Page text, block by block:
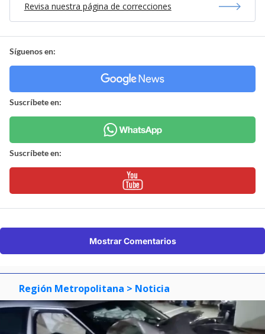
Revisa nuestra página de correcciones
Síguenos en:
Suscríbete en:
Suscríbete en:
Mostrar Comentarios
Región Metropolitana > Noticia